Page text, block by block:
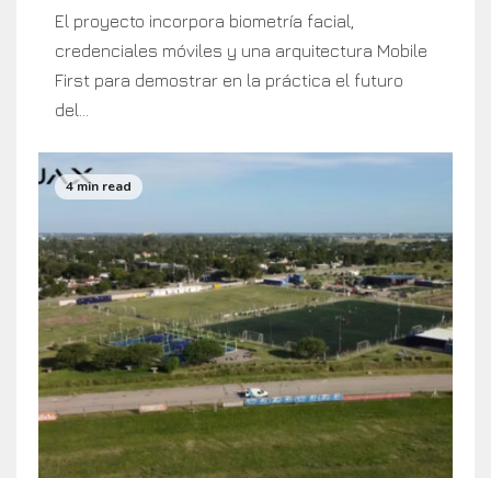
El proyecto incorpora biometría facial,
credenciales móviles y una arquitectura Mobile
First para demostrar en la práctica el futuro
del...
4 min read